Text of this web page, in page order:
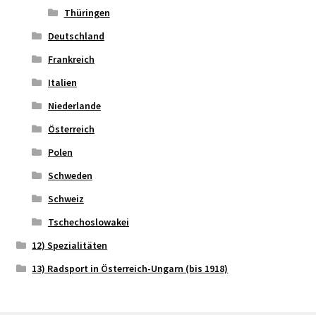
Thüringen
Deutschland
Frankreich
Italien
Niederlande
Österreich
Polen
Schweden
Schweiz
Tschechoslowakei
12) Spezialitäten
13) Radsport in Österreich-Ungarn (bis 1918)